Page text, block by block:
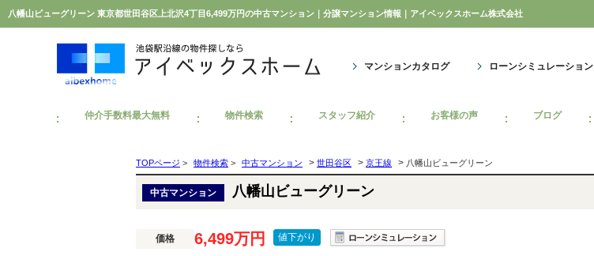
八幡山ビューグリーン 東京都世田谷区上北沢4丁目6,499万円の中古マンション｜分譲マンション情報｜アイベックスホーム株式会社
マンションカタログ ローンシミュレーション
仲介手数料最大無料 物件検索 スタッフ紹介 お客様の声 ブログ
TOPページ > 物件検索 > 中古マンション > 世田谷区 > 京王線 > 八幡山ビューグリーン
中古マンション 八幡山ビューグリーン
価格 6,499万円 値下がり